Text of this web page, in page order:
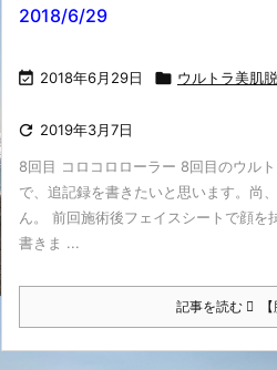
2018/6/29
 2018年6月29日  ウルトラ美肌
 2019年3月7日
8回目 コロコロローラー 8回目のウル
で、追記録を書きたいと思います。尚
ん。 前回施術後フェイスシートで顔を
書きま ...
記事を読む 【